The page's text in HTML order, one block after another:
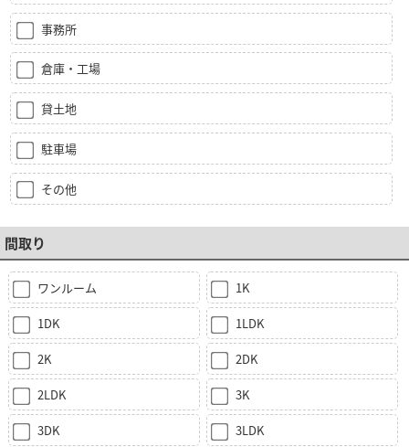
事務所
倉庫・工場
貸土地
駐車場
その他
間取り
ワンルーム 1K
1DK 1LDK
2K 2DK
2LDK 3K
3DK 3LDK